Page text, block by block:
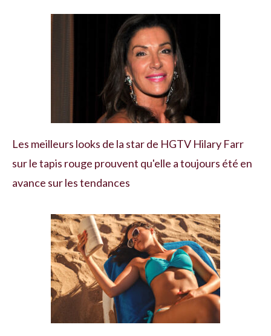
Les meilleurs looks de la star de HGTV Hilary Farr
sur le tapis rouge prouvent qu'elle a toujours été en
avance sur les tendances